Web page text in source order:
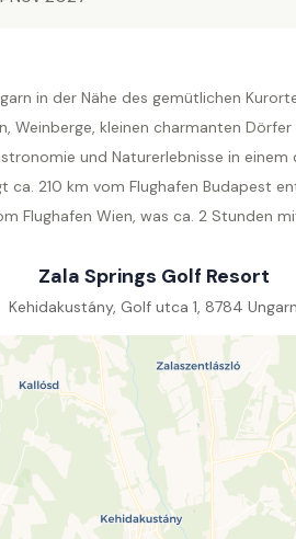
in der Nähe des gemütlichen
kleinen charmanten
und Naturerlebnisse in
ca. 210 km vom Flughafen Budapest
Flughafen Wien, was ca. 2 Stunden
Zala Springs Golf Resort
Kehidakustány, Golf utca 1, 8784 Ungarn